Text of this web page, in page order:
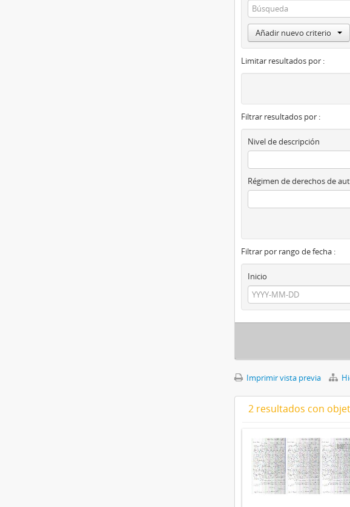
Añadir nuevo criterio
Limitar resultados por :
Filtrar resultados por :
Nivel de descripción
Régimen de derechos de
Filtrar por rango de fecha :
Inicio
Imprimir vista previa
2 resultados con